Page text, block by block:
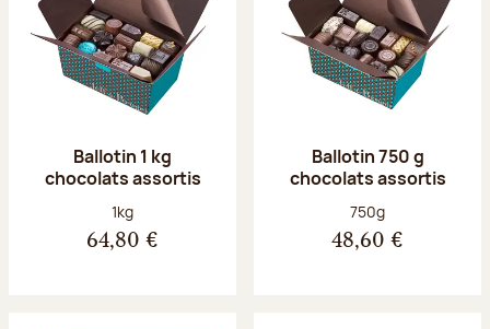
Ballotin 1 kg
chocolats assortis
Poids net :
1kg
64,80 €
Ballotin 750 g
chocolats assortis
Poids net :
750g
48,60 €